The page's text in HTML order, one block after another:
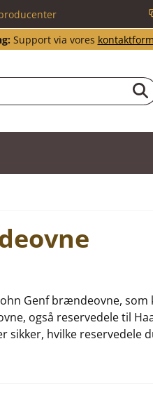
Support via vores
Genf brændeovne, som
også reservedele til
sikker, hvilke reservedele